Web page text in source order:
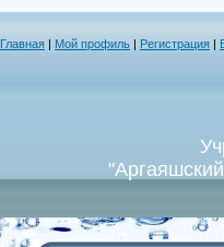
Главная Мой профиль Регистрация